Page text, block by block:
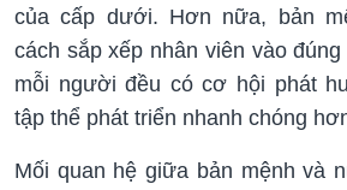
của cấp dưới. Hơn nữa, bản
cách sắp xếp nhân viên vào
mỗi người đều có cơ hội phát
tập thể phát triển nhanh chóng
Mối quan hệ giữa bản mệnh và